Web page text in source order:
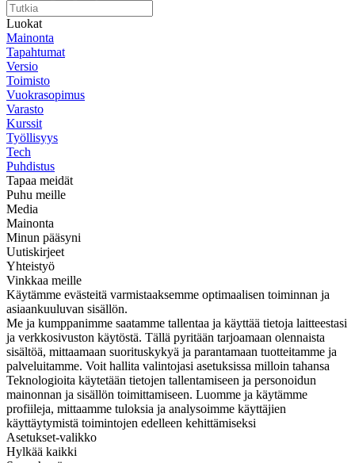
Luokat
Mainonta
Tapahtumat
Versio
Toimisto
Vuokrasopimus
Varasto
Kurssit
Työllisyys
Tech
Puhdistus
Tapaa meidät
Puhu meille
Media
Mainonta
Minun pääsyni
Uutiskirjeet
Yhteistyö
Vinkkaa meille
Käytämme evästeitä varmistaaksemme optimaalisen toiminnan ja
asiaankuuluvan sisällön.
Me ja kumppanimme saatamme tallentaa ja käyttää tietoja laitteestasi
ja verkkosivuston käytöstä. Tällä pyritään tarjoamaan olennaista
sisältöä, mittaamaan suorituskykyä ja parantamaan tuotteitamme ja
palveluitamme. Voit hallita valintojasi asetuksissa milloin tahansa
Teknologioita käytetään tietojen tallentamiseen ja personoidun
mainonnan ja sisällön toimittamiseen. Luomme ja käytämme
profiileja, mittaamme tuloksia ja analysoimme käyttäjien
käyttäytymistä toimintojen edelleen kehittämiseksi
Asetukset-valikko
Hylkää kaikki